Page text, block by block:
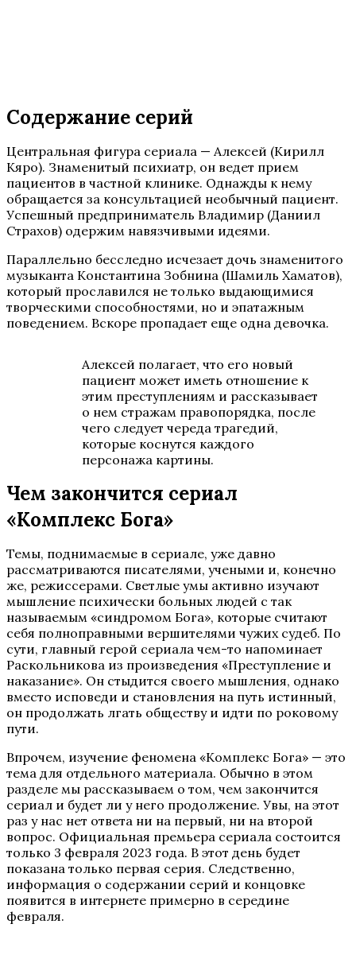
Содержание серий
Центральная фигура сериала — Алексей (Кирилл
Кяро). Знаменитый психиатр, он ведет прием
пациентов в частной клинике. Однажды к нему
обращается за консультацией необычный пациент.
Успешный предприниматель Владимир (Даниил
Страхов) одержим навязчивыми идеями.
Параллельно бесследно исчезает дочь знаменитого
музыканта Константина Зобнина (Шамиль Хаматов),
который прославился не только выдающимися
творческими способностями, но и эпатажным
поведением. Вскоре пропадает еще одна девочка.
Алексей полагает, что его новый
пациент может иметь отношение к
этим преступлениям и рассказывает
о нем стражам правопорядка, после
чего следует череда трагедий,
которые коснутся каждого
персонажа картины.
Чем закончится сериал
«Комплекс Бога»
Темы, поднимаемые в сериале, уже давно
рассматриваются писателями, учеными и, конечно
же, режиссерами. Светлые умы активно изучают
мышление психически больных людей с так
называемым «синдромом Бога», которые считают
себя полноправными вершителями чужих судеб. По
сути, главный герой сериала чем-то напоминает
Раскольникова из произведения «Преступление и
наказание». Он стыдится своего мышления, однако
вместо исповеди и становления на путь истинный,
он продолжать лгать обществу и идти по роковому
пути.
Впрочем, изучение феномена «Комплекс Бога» — это
тема для отдельного материала. Обычно в этом
разделе мы рассказываем о том, чем закончится
сериал и будет ли у него продолжение. Увы, на этот
раз у нас нет ответа ни на первый, ни на второй
вопрос. Официальная премьера сериала состоится
только 3 февраля 2023 года. В этот день будет
показана только первая серия. Следственно,
информация о содержании серий и концовке
появится в интернете примерно в середине
февраля.